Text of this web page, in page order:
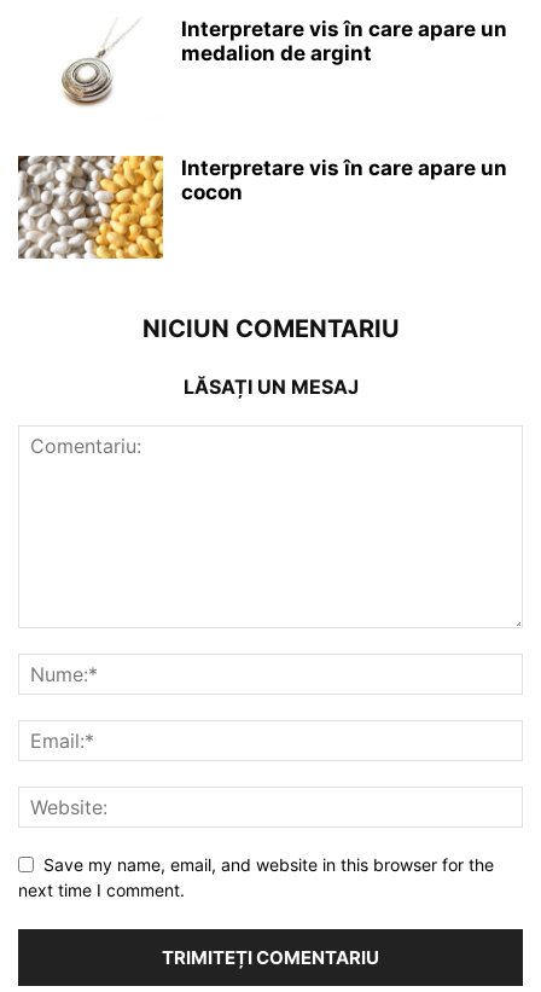
Interpretare vis în care apare un
medalion de argint
Interpretare vis în care apare un
cocon
NICIUN COMENTARIU
LĂSAȚI UN MESAJ
Save my name, email, and website in this browser for the
next time I comment.